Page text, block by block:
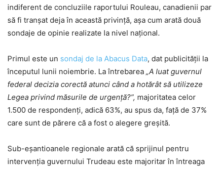
indiferent de concluziile raportului Rouleau, canadienii par
să fi tranșat deja în această privință, așa cum arată două
sondaje de opinie realizate la nivel național.
Primul este un sondaj de la Abacus Data, dat publicității la
începutul lunii noiembrie. La întrebarea „A luat guvernul
federal decizia corectă atunci când a hotărât să utilizeze
Legea privind măsurile de urgență?”, majoritatea celor
1.500 de respondenți, adică 63%, au spus da, față de 37%
care sunt de părere că a fost o alegere greșită.
Sub-eșantioanele regionale arată că sprijinul pentru
intervenția guvernului Trudeau este majoritar în întreaga